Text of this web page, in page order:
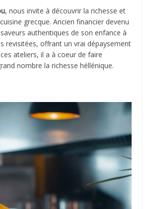
, nous invite à découvrir la richesse et
grecque. Ancien financier devenu
authentiques de son enfance à
revisitées, offrant un vrai dépaysement
ateliers, il a à coeur de faire
nombre la richesse héllénique.